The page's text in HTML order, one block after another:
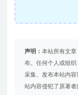
声明： 本站所有文
布。任何个人或组织
采集、发布本站内
站内容侵犯了原著者